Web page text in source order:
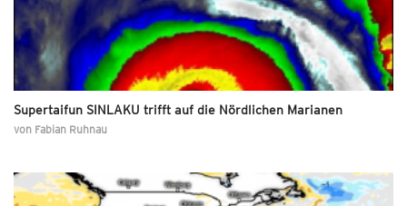
Supertaifun SINLAKU trifft auf die Nördlichen Marianen
von Fabian Ruhnau